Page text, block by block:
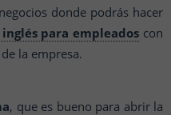
donde podrás hacer
inglés para empleados con
la empresa.
, que es bueno para abrir la